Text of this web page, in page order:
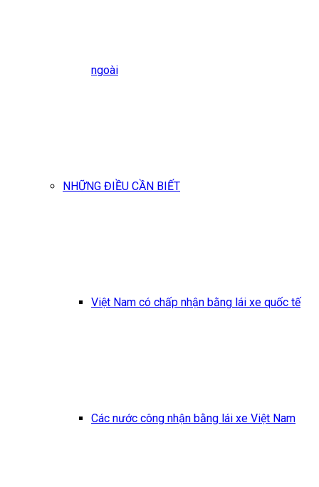
ngoài
NHỮNG ĐIỀU CẦN BIẾT
Việt Nam có chấp nhận bằng lái xe quốc tế
Các nước công nhận bằng lái xe Việt Nam